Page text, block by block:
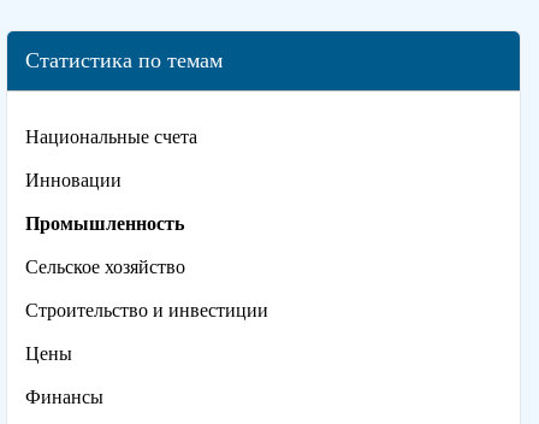
Статистика по темам
Национальные счета
Инновации
Промышленность
Сельское хозяйство
Строительство и инвестиции
Цены
Финансы